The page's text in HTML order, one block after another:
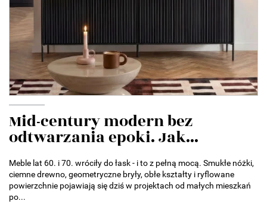
Mid-century modern bez
odtwarzania epoki. Jak...
Meble lat 60. i 70. wróciły do łask - i to z pełną mocą. Smukłe nóżki,
ciemne drewno, geometryczne bryły, obłe kształty i ryflowane
powierzchnie pojawiają się dziś w projektach od małych mieszkań
po...